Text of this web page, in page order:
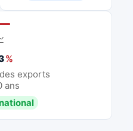
%
exports
ans